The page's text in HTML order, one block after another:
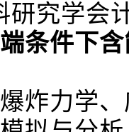
研究学会
条件下
炸力学